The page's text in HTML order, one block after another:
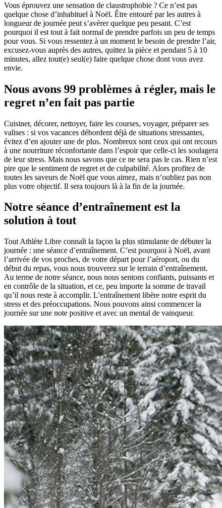
Vous éprouvez une sensation de claustrophobie ? Ce n’est pas
quelque chose d’inhabituel à Noël. Être entouré par les autres à
longueur de journée peut s’avérer quelque peu pesant. C’est
pourquoi il est tout à fait normal de prendre parfois un peu de temps
pour vous. Si vous ressentez à un moment le besoin de prendre l’air,
excusez-vous auprès des autres, quittez la pièce et pendant 5 à 10
minutes, allez tout(e) seul(e) faire quelque chose dont vous avez
envie.
Nous avons 99 problèmes à régler, mais le
regret n’en fait pas partie
Cuisiner, décorer, nettoyer, faire les courses, voyager, préparer ses
valises : si vos vacances débordent déjà de situations stressantes,
évitez d’en ajouter une de plus. Nombreux sont ceux qui ont recours
à une nourriture réconfortante dans l’espoir que celle-ci les soulagera
de leur stress. Mais nous savons que ce ne sera pas le cas. Rien n’est
pire que le sentiment de regret et de culpabilité. Alors profitez de
toutes les saveurs de Noël que vous aimez, mais n’oubliez pas non
plus votre objectif. Il sera toujours là à la fin de la journée.
Notre séance d’entraînement est la
solution à tout
Tout Athlète Libre connaît la façon la plus stimulante de débuter la
journée : une séance d’entraînement. C’est pourquoi à Noël, avant
l’arrivée de vos proches, de votre départ pour l’aéroport, ou du
début du repas, vous nous trouverez sur le terrain d’entraînement.
Au terme de notre séance, nous nous sentons confiants, puissants et
en contrôle de la situation, et ce, peu importe la somme de travail
qu’il nous reste à accomplir. L’entraînement libère notre esprit du
stress et des préoccupations. Nous pouvons ainsi commencer la
journée sur une note positive et avec un mental de vainqueur.